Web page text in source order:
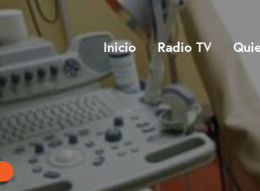
Inicio Radio TV